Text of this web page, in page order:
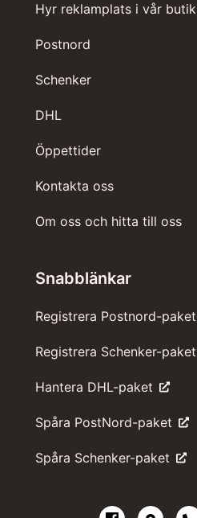
Hyr reklamplats i vår butik
Postnord
Schenker
DHL
Öppettider
Kontakta oss
Om oss och hitta till oss
Snabblänkar
Registrera Postnord-paket
Registrera Schenker-paket
Hantera DHL-paket
Spåra PostNord-paket
Spåra Schenker-paket